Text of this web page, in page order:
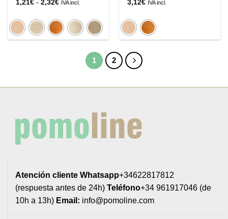
1,21€ - 2,32€Rango
desde
1,21€
hasta
2,32€
IVA incl. 3,12€ IVA incl.
1 2
Atención cliente Whatsapp+34622817812
(respuesta antes de 24h) Teléfono+34 961917046 (de
10h a 13h) Email: info@pomoline.com